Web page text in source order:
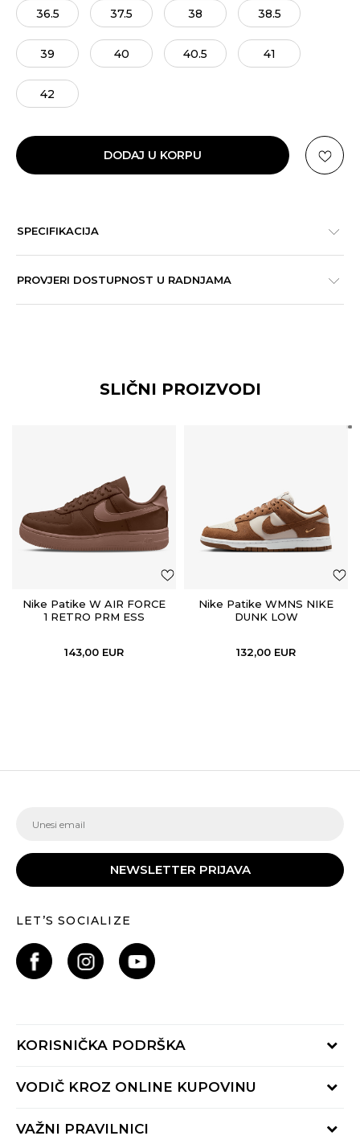
36.5 37.5 38 38.5
39 40 40.5 41
42
DODAJ U KORPU
SPECIFIKACIJA
PROVJERI DOSTUPNOST U RADNJAMA
SLIČNI PROIZVODI
Nike Patike W AIR FORCE
1 RETRO PRM ESS
143,00 EUR
Nike Patike WMNS NIKE
DUNK LOW
132,00 EUR
NEWSLETTER PRIJAVA
LET’S SOCIALIZE
KORISNIČKA PODRŠKA
Provjeri status porudžbine
Radno vrijeme 9-16h
VODIČ KROZ ONLINE KUPOVINU
Načini isporuke
VAŽNI PRAVILNICI